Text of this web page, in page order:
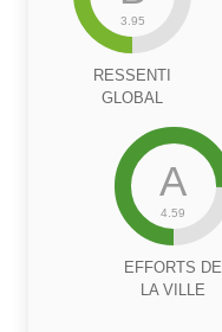
3.95
RESSENTI
GLOBAL
A
4.59
EFFORTS DE
LA VILLE